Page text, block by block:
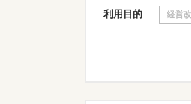
利用目的 経営